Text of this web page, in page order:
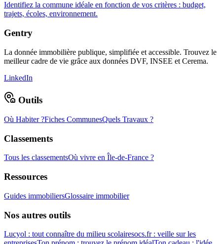
Identifiez la commune idéale en fonction de vos critères : budget,
trajets, écoles, environnement.
Gentry
La donnée immobilière publique, simplifiée et accessible. Trouvez le
meilleur cadre de vie grâce aux données DVF, INSEE et Cerema.
LinkedIn
Outils
Où Habiter ?Fiches CommunesQuels Travaux ?
Classements
Tous les classementsOù vivre en Île-de-France ?
Ressources
Guides immobiliersGlossaire immobilier
Nos autres outils
Lucyol : tout connaître du milieu scolairesocs.fr : veille sur les